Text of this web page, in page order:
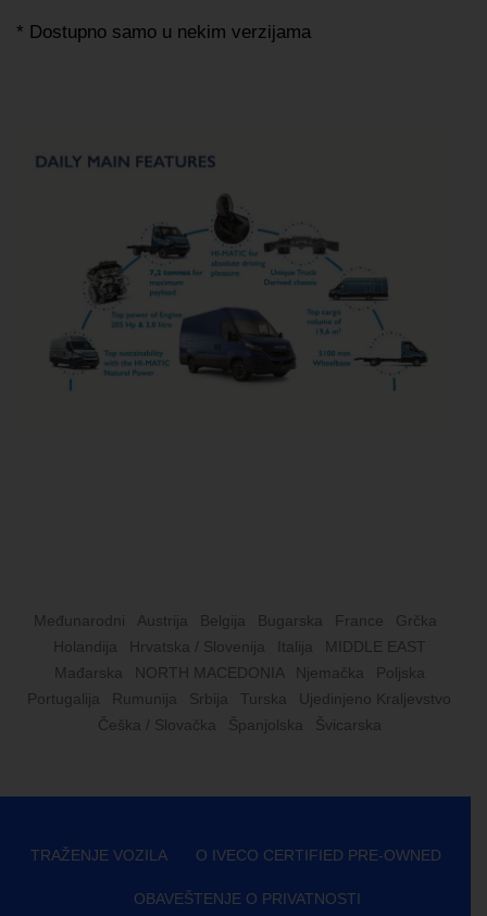
* Dostupno samo u nekim verzijama
Međunarodni Austrija Belgija Bugarska France
Grčka
Holandija
Hrvatska / Slovenija Italija
MIDDLE EAST
Mađarska
NORTH MACEDONIA Njemačka
Poljska
Portugalija
Rumunija Srbija Turska
Ujedinjeno Kraljevstvo
Češka / Slovačka
Španjolska Švicarska
TRAŽENJE VOZILA O IVECO CERTIFIED PRE-OWNED
OBAVEŠTENJE O PRIVATNOSTI